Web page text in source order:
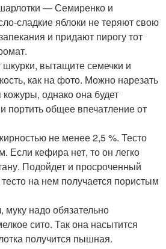
— Семиренко и
сладкие яблоки не теряют свою
и придают пирогу тот
шкурки, вытащите семечки и
как на фото. Можно нарезать
однако она будет
портить общее впечатление от
не менее 2,5 %. Тесто
Если кефира нет, то он легко
Подойдет и просроченный
на нем получается пористым
муку надо обязательно
сито. Так она насытится
получится пышная.